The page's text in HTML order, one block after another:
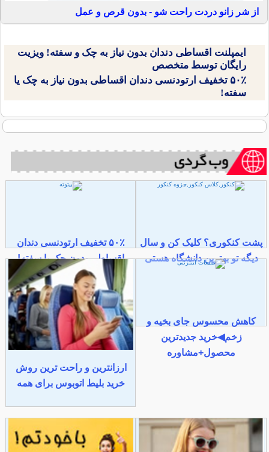
از شر زانو دردت راحت شو - بدون قرص و عمل
ایمپلنت اقساطی دندان بدون نیاز به چک و سفته! ویزیت
رایگان توسط متخصص
۵۰٪ تخفیف ارتودنسی دندان اقساطی بدون نیاز به چک یا
سفته!
پشت کنکوری؟ کلیک کن و سال
دیگه تو بهترین دانشگاه هستی
۵۰٪ تخفیف ارتودنسی دندان
اقساطی بدون چک یا سفته!
کاهش محسوس جای بخیه و
زخم◀خرید جدیدترین
محصول+مشاوره
ارزانترین و راحت ترین روش
خرید بلیط اتوبوس برای همه